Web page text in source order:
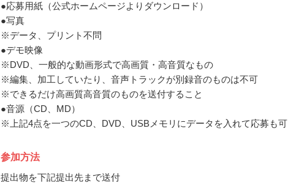
●応募用紙（公式ホームページよりダウンロード）
●写真
※データ、プリント不問
●デモ映像
※DVD、一般的な動画形式で高画質・高音質なもの
※編集、加工していたり、音声トラックが別録音のものは不可
※できるだけ高画質高音質のものを送付すること
●音源（CD、MD）
※上記4点を一つのCD、DVD、USBメモリにデータを入れて応募も可
参加方法
提出物を下記提出先まで送付